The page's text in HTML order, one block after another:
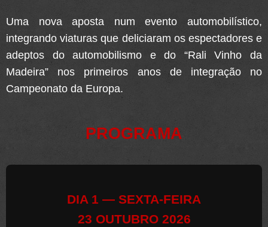
Uma nova aposta num evento automobilístico,
integrando viaturas que deliciaram os espectadores e
adeptos do automobilismo e do “Rali Vinho da
Madeira” nos primeiros anos de integração no
Campeonato da Europa.
PROGRAMA
DIA 1 — SEXTA-FEIRA
23 OUTUBRO 2026